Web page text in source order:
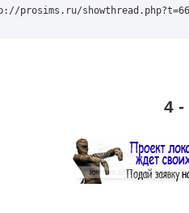
prosims.ru/
4